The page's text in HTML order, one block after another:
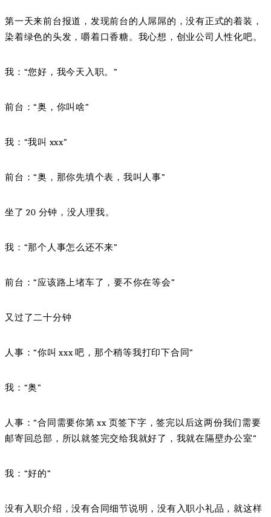
第一天来前台报道，发现前台的人屌屌的，没有正式的着装，
染着绿色的头发，嚼着口香糖。我心想，创业公司人性化吧。
我：“您好，我今天入职。”
前台：“奥，你叫啥”
我：“我叫 xxx”
前台：“奥，那你先填个表，我叫人事”
坐了 20 分钟，没人理我。
我：“那个人事怎么还不来”
前台：“应该路上堵车了，要不你在等会”
又过了二十分钟
人事：“你叫 xxx 吧，那个稍等我打印下合同”
我：“奥”
人事：“合同需要你第 xx 页签下字，签完以后这两份我们需要
邮寄回总部，所以就签完交给我就好了，我就在隔壁办公室”
我：“好的”
没有入职介绍，没有合同细节说明，没有入职小礼品，就这样